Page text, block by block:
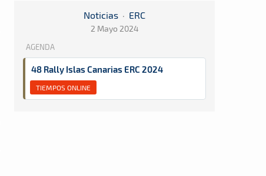
Noticias · ERC
2 Mayo 2024
AGENDA
48 Rally Islas Canarias ERC 2024
TIEMPOS ONLINE